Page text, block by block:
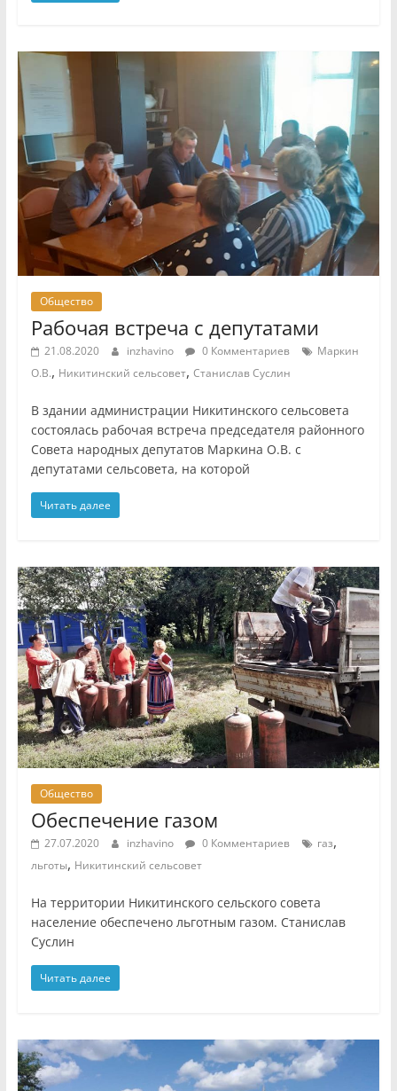
Общество
Рабочая встреча с депутатами
21.08.2020 inzhavino 0 Комментариев
Маркин
О.В., Никитинский сельсовет, Станислав Суслин
В здании администрации Никитинского сельсовета
состоялась рабочая встреча председателя районного
Совета народных депутатов Маркина О.В. с
депутатами сельсовета, на которой
Читать далее
Общество
Обеспечение газом
27.07.2020 inzhavino 0 Комментариев газ,
льготы, Никитинский сельсовет
На территории Никитинского сельского совета
население обеспечено льготным газом. Станислав
Суслин
Читать далее